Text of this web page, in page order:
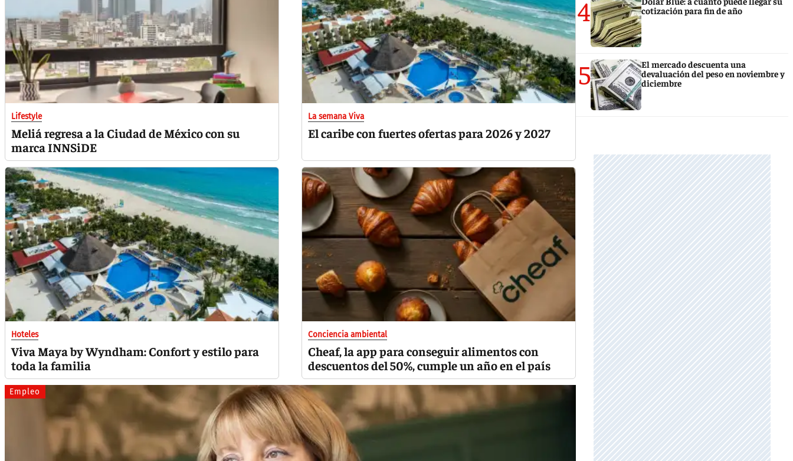
Lifestyle
Meliá regresa a la Ciudad de México con su
marca INNSiDE
La semana Viva
El caribe con fuertes ofertas para 2026 y 2027
Hoteles
Viva Maya by Wyndham: Confort y estilo para
toda la familia
Conciencia ambiental
Cheaf, la app para conseguir alimentos con
descuentos del 50%, cumple un año en el país
Empleo
4
cotización para fin de año
5
El mercado descuenta una
devaluación del peso en noviembre y
diciembre